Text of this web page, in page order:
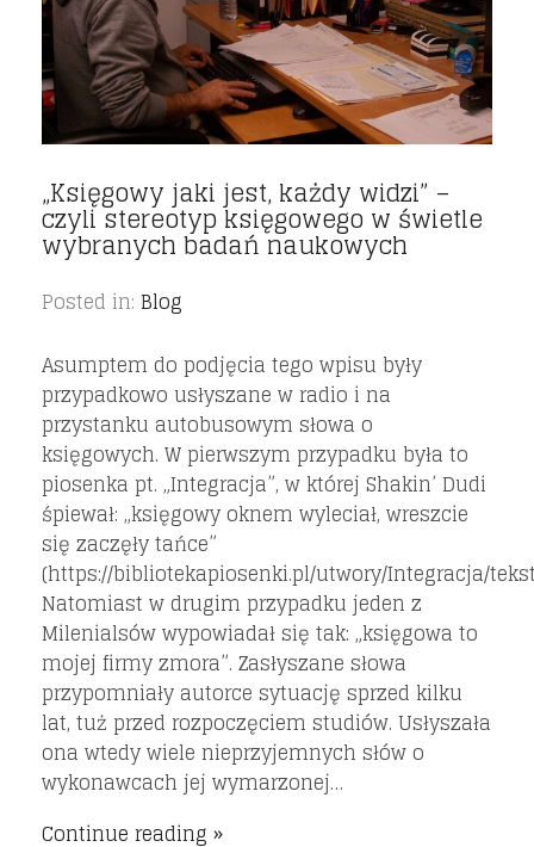
„Księgowy jaki jest, każdy widzi” –
czyli stereotyp księgowego w świetle
wybranych badań naukowych
Posted in: Blog
Asumptem do podjęcia tego wpisu były
przypadkowo usłyszane w radio i na
przystanku autobusowym słowa o
księgowych. W pierwszym przypadku była to
piosenka pt. „Integracja”, w której Shakin’ Dudi
śpiewał: „księgowy oknem wyleciał, wreszcie
się zaczęły tańce”
(https://bibliotekapiosenki.pl/utwory/Integracja/
Natomiast w drugim przypadku jeden z
Milenialsów wypowiadał się tak: „księgowa to
mojej firmy zmora”. Zasłyszane słowa
przypomniały autorce sytuację sprzed kilku
lat, tuż przed rozpoczęciem studiów. Usłyszała
ona wtedy wiele nieprzyjemnych słów o
wykonawcach jej wymarzonej…
Continue reading